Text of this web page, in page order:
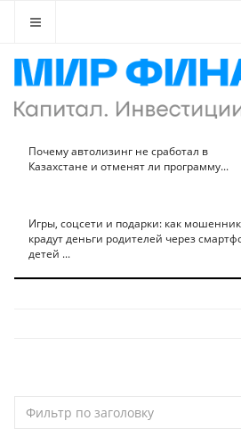
Почему автолизинг не сработал в
Казахстане и отменят ли программу...
Игры, соцсети и подарки: как
крадут деньги родителей через
детей ...
по